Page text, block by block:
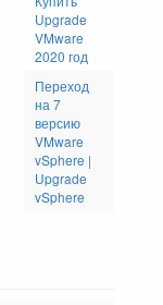
Upgrade
VMware
2020 год
Переход
на 7
версию
VMware
vSphere |
Upgrade
vSphere